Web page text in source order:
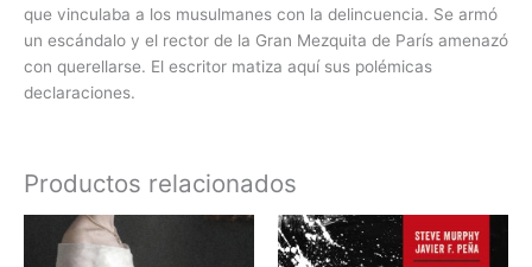
que vinculaba a los musulmanes con la delincuencia. Se armó
un escándalo y el rector de la Gran Mezquita de París amenazó
con querellarse. El escritor matiza aquí sus polémicas
declaraciones.
Productos relacionados